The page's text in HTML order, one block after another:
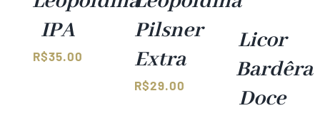
IPA
R$35.00
Pilsner
Extra
R$29.00
Licor
Bardêra
Doce